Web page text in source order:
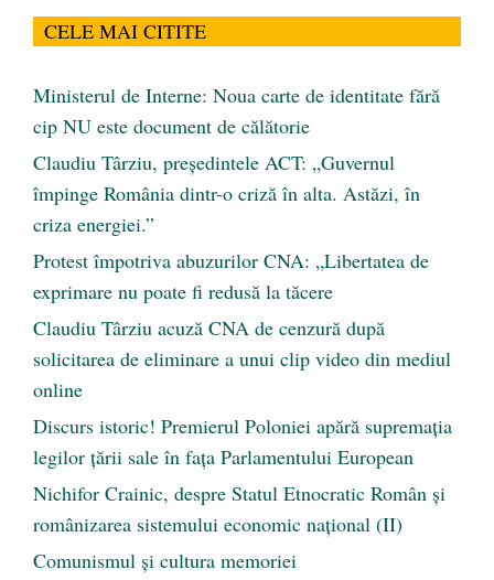
CELE MAI CITITE
Ministerul de Interne: Noua carte de identitate fără
cip NU este document de călătorie
Claudiu Târziu, președintele ACT: „Guvernul
împinge România dintr-o criză în alta. Astăzi, în
criza energiei.”
Protest împotriva abuzurilor CNA: „Libertatea de
exprimare nu poate fi redusă la tăcere
Claudiu Târziu acuză CNA de cenzură după
solicitarea de eliminare a unui clip video din mediul
online
Discurs istoric! Premierul Poloniei apără supremația
legilor țării sale în fața Parlamentului European
Nichifor Crainic, despre Statul Etnocratic Român şi
românizarea sistemului economic naţional (II)
Comunismul şi cultura memoriei